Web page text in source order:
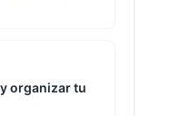
organizar tu